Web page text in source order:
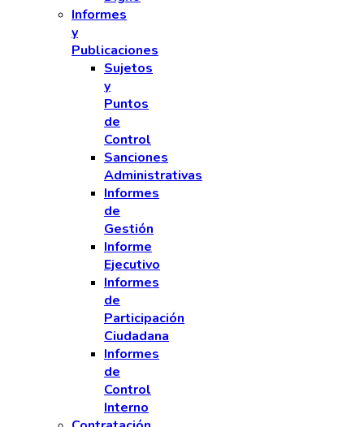
Informes
y
Publicaciones
Sujetos
y
Puntos
de
Control
Sanciones
Administrativas
Informes
de
Gestión
Informe
Ejecutivo
Informes
de
Participación
Ciudadana
Informes
de
Control
Interno